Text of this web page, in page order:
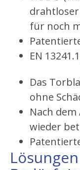
drahtloser
für noch
EN 13241.1
Das
ohne
Nach
wieder